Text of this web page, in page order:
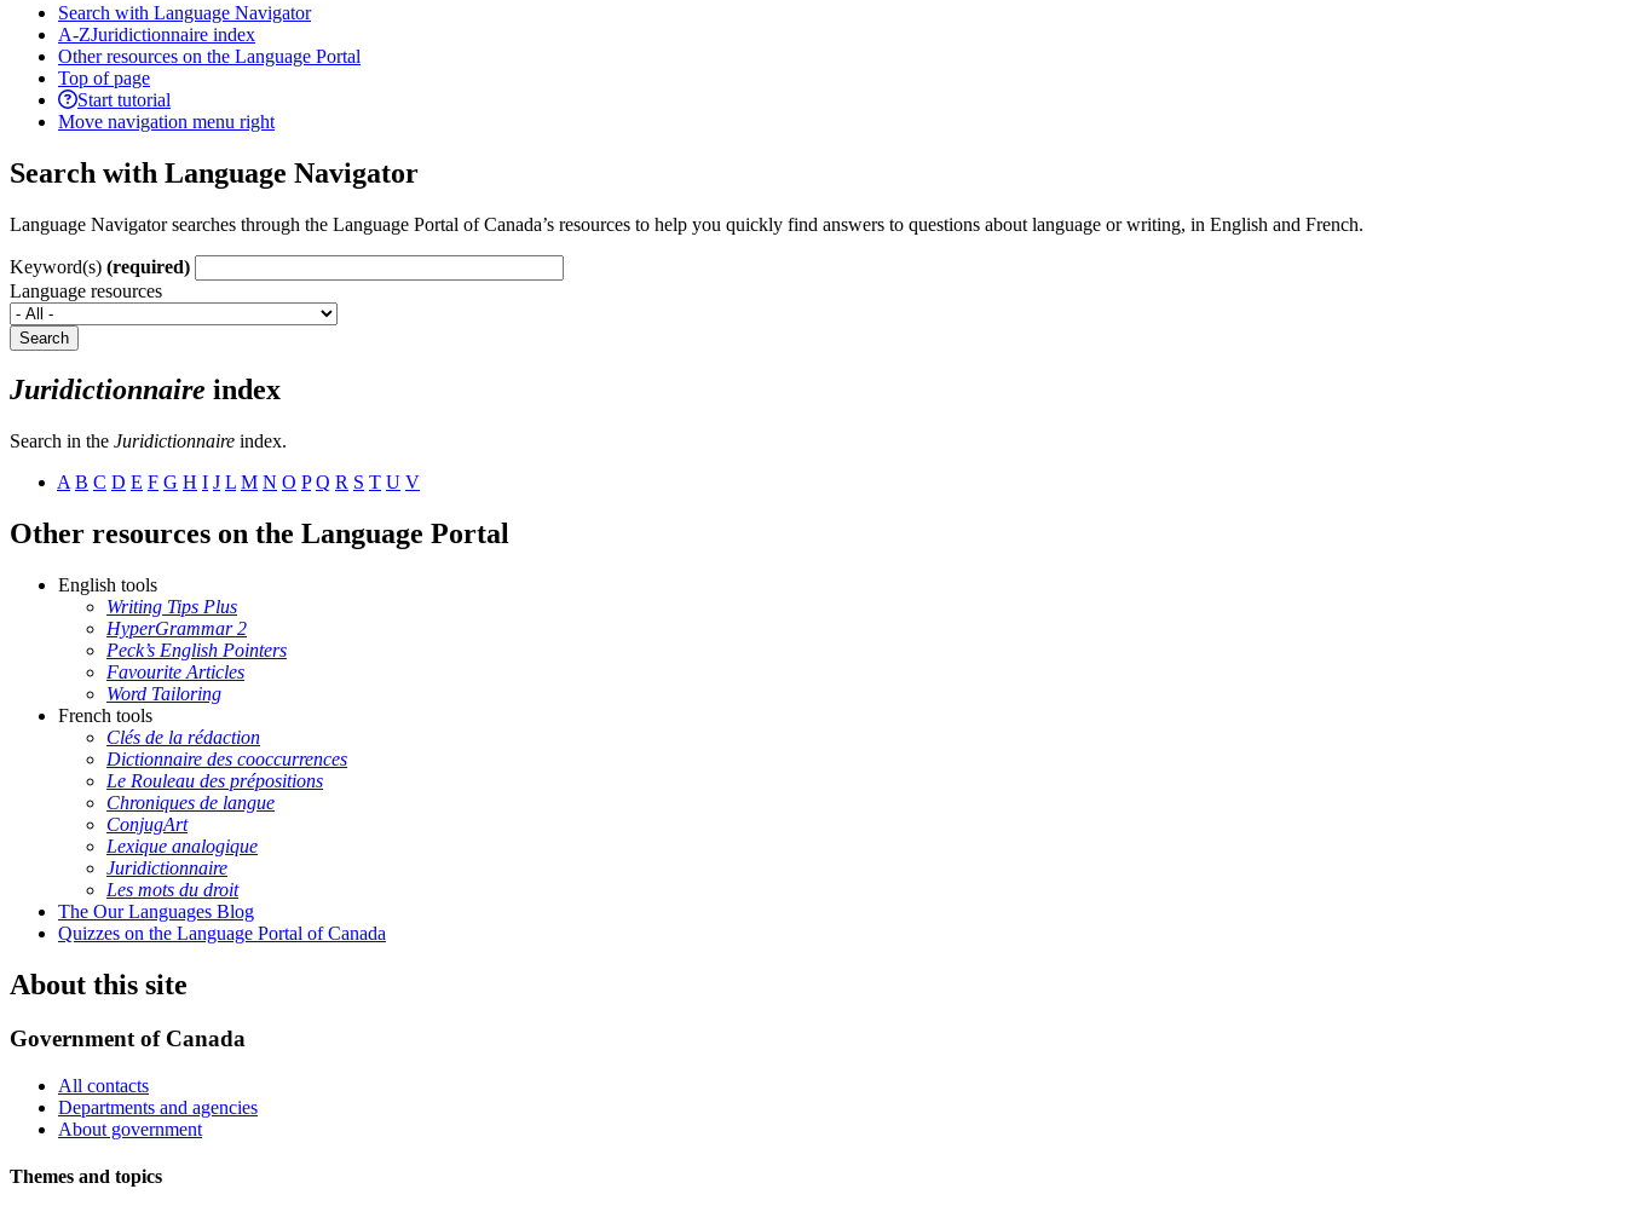
Search with Language Navigator
A-ZJuridictionnaire index
Other resources on the Language Portal
Top of page
Start tutorial
Move navigation menu right
Search with Language Navigator
Language Navigator searches through the Language Portal of Canada’s resources to help you quickly find answers to questions about language or writing, in English and French.
Keyword(s) (required)
Language resources
Search
Juridictionnaire index
Search in the Juridictionnaire index.
A B C D E F G H I J L M N O P Q R S T U V
Other resources on the Language Portal
English tools
Writing Tips Plus
HyperGrammar 2
Peck’s English Pointers
Favourite Articles
Word Tailoring
French tools
Clés de la rédaction
Dictionnaire des cooccurrences
Le Rouleau des prépositions
Chroniques de langue
ConjugArt
Lexique analogique
Juridictionnaire
Les mots du droit
The Our Languages Blog
Quizzes on the Language Portal of Canada
About this site
Government of Canada
All contacts
Departments and agencies
About government
Themes and topics